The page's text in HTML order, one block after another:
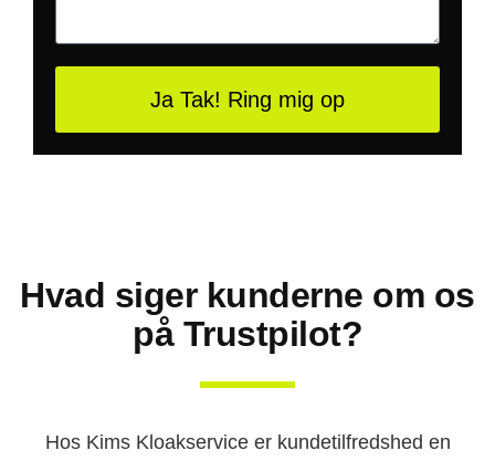
Ja Tak! Ring mig op
Hvad siger kunderne om os
på Trustpilot?
Hos Kims Kloakservice er kundetilfredshed en